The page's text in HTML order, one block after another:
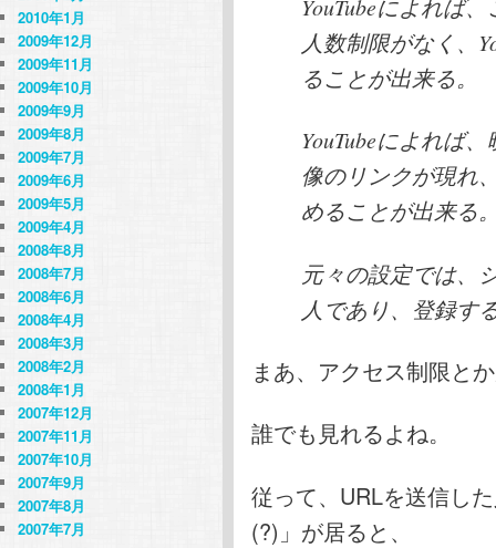
YouTubeによれば
人数制限がなく、
ることが出来る。
YouTubeによれば
像のリンクが現れ
めることが出来る
元々の設定では、
人であり、登録す
まあ、アクセス制限と
誰でも見れるよね。
従って、URLを送信し
(?)」が居ると、
2010年1月
2009年12月
2009年11月
2009年10月
2009年9月
2009年8月
2009年7月
2009年6月
2009年5月
2009年4月
2008年8月
2008年7月
2008年6月
2008年4月
2008年3月
2008年2月
2008年1月
2007年12月
2007年11月
2007年10月
2007年9月
2007年8月
2007年7月